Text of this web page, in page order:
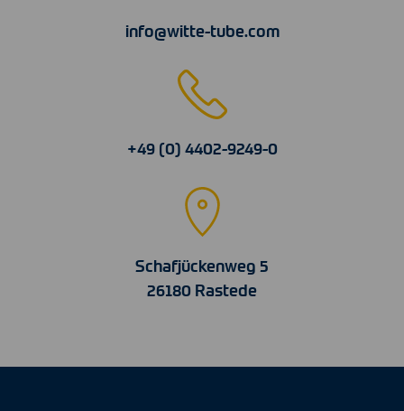
info@witte-tube.com
+49 (0) 4402-9249-0
Schafjückenweg 5
26180 Rastede